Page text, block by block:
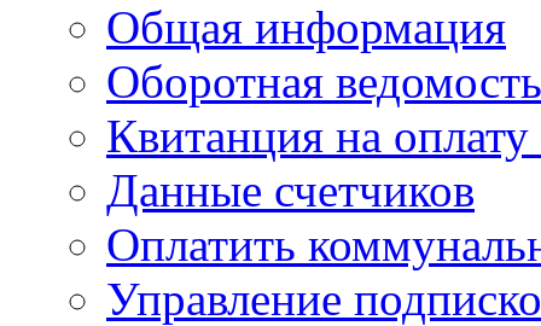
Общая информация
Оборотная ведомость
Квитанция на
Данные счетчиков
Оплатить
Управление